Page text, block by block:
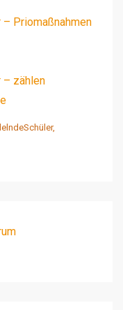
– Priomaßnahmen
– zählen
,